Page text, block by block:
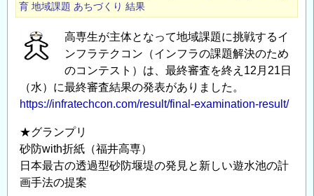
り
つ
い
の
技
術
研
究
発
育 地域課題 あちづくり 結果
高専生が主体となって地域課題に挑戦するイ
ンフラテクコン（インフラの課題解決のため
のコンテスト）は、最終審査を終え12月21日
（水）に最終審査結果の発表がありました。
https://infratechcon.com/result/final-examination-result/
★グランプリ
砂防with折紙（福井高専）
日本最古の透過型砂防堰堤の発見と新しい遊水池の計
画手法の提案